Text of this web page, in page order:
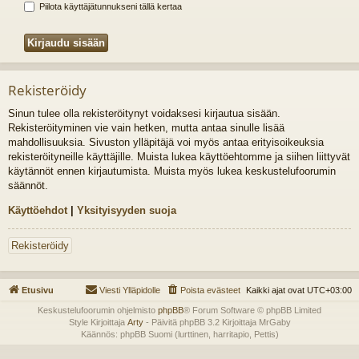
Piilota käyttäjätunnukseni tällä kertaa
Rekisteröidy
Sinun tulee olla rekisteröitynyt voidaksesi kirjautua sisään.
Rekisteröityminen vie vain hetken, mutta antaa sinulle lisää
mahdollisuuksia. Sivuston ylläpitäjä voi myös antaa erityisoikeuksia
rekisteröityneille käyttäjille. Muista lukea käyttöehtomme ja siihen liittyvät
käytännöt ennen kirjautumista. Muista myös lukea keskustelufoorumin
säännöt.
Käyttöehdot | Yksityisyyden suoja
Rekisteröidy
Etusivu Kaikki ajat ovat UTC+03:00
Poista evästeet
Viesti Ylläpidolle
Keskustelufoorumin ohjelmisto phpBB® Forum Software © phpBB Limited
Style Kirjoittaja Arty- Päivitä phpBB 3.2 Kirjoittaja MrGaby
Käännös: phpBB Suomi (lurttinen, harritapio, Pettis)